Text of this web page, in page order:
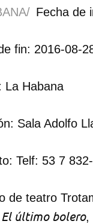
Fecha de
fin: 2016-08-
La Habana
Sala Adolfo
Telf: 53 7
de teatro
El último bolero,